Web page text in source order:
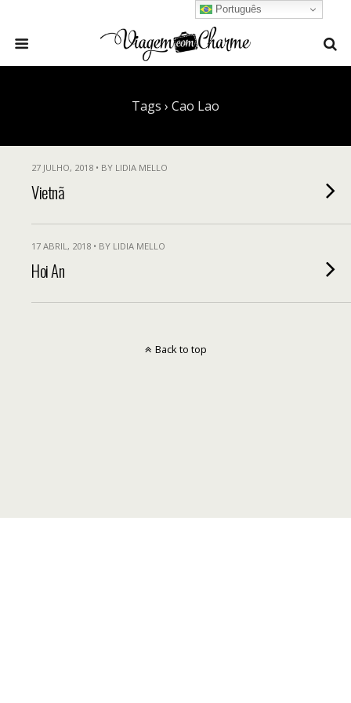
Tags › Cao Lao
27 JULHO, 2018 • BY LIDIA MELLO
Vietnã
17 ABRIL, 2018 • BY LIDIA MELLO
Hoi An
Português
Back to top